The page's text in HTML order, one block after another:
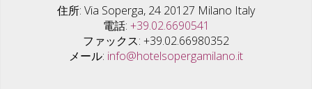
住所 Via Soperga, 24 20127 Milano Italy
電話 +39.02.6690541
ファックス +39.02.66980352
メール info@hotelsopergamilano.it